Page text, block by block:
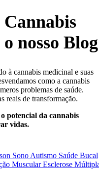
nosso Blog
à cannabis medicinal e suas
como a cannabis
problemas de saúde.
reais de transformação.
potencial da cannabis
vidas.
Sono Autismo Saúde Bucal
MuscularEsclerose